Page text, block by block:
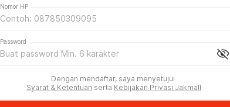
Nomor HP
visibility_off
Password
Dengan mendaftar, saya menyetujui
Syarat & Ketentuan serta Kebijakan Privasi Jakmall